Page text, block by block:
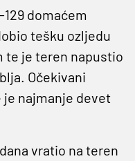
domaćem
tešku ozljedu
te je teren napustio
Očekivani
je najmanje devet
vratio na teren